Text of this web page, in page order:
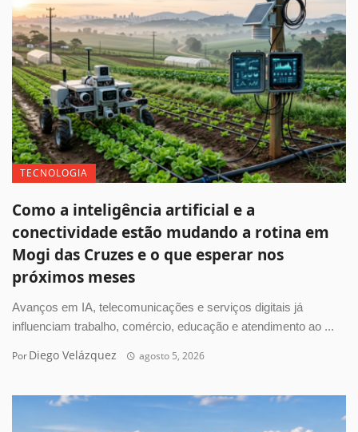
TECNOLOGIA
Como a inteligência artificial e a
conectividade estão mudando a rotina em
Mogi das Cruzes e o que esperar nos
próximos meses
Avanços em IA, telecomunicações e serviços digitais já
influenciam trabalho, comércio, educação e atendimento ao ...
PorDiego Velázquez agosto 5, 2026